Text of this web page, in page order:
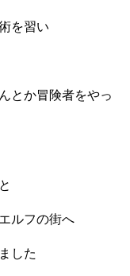
を習い
とか冒険者をやっ
ルフの街へ
した